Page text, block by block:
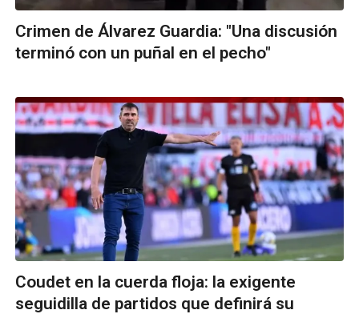
Crimen de Álvarez Guardia: "Una discusión
terminó con un puñal en el pecho"
Coudet en la cuerda floja: la exigente
seguidilla de partidos que definirá su